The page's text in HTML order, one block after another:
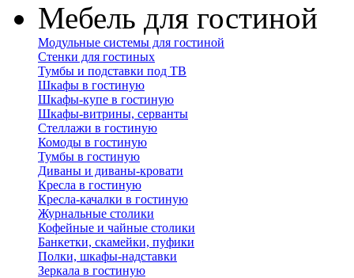
Мебель для гостиной
Модульные системы для гостиной
Стенки для гостиных
Тумбы и подставки под ТВ
Шкафы в гостиную
Шкафы-купе в гостиную
Шкафы-витрины, серванты
Стеллажи в гостиную
Комоды в гостиную
Тумбы в гостиную
Диваны и диваны-кровати
Кресла в гостиную
Кресла-качалки в гостиную
Журнальные столики
Кофейные и чайные столики
Банкетки, скамейки, пуфики
Полки, шкафы-надставки
Зеркала в гостиную